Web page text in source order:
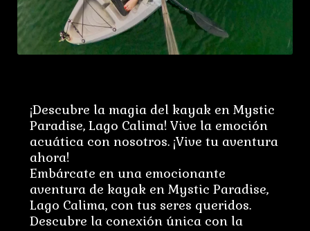
¡Descubre la magia del kayak en Mystic
Paradise, Lago Calima! Vive la emoción
acuática con nosotros. ¡Vive tu aventura
ahora!
Embárcate en una emocionante
aventura de kayak en Mystic Paradise,
Lago Calima, con tus seres queridos.
Descubre la conexión única con la